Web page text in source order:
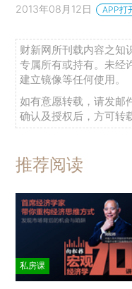
2013年08月12日 APP打
财新网所刊载内容之知
专属所有或持有。未经
建立镜像等任何使用。
如有意愿转载，请发邮
确认及授权后，方可转
推荐阅读
私房课